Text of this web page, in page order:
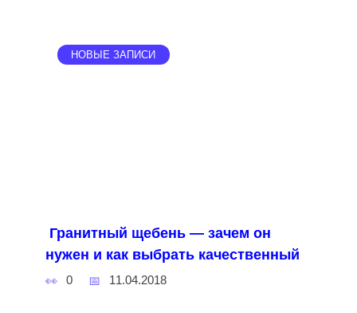
НОВЫЕ ЗАПИСИ
Гранитный щебень — зачем он
нужен и как выбрать качественный
0 11.04.2018